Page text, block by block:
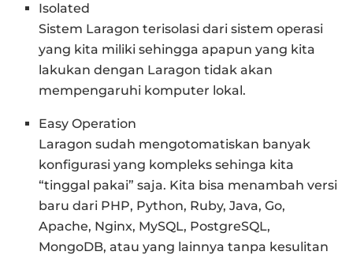
Isolated
Sistem Laragon terisolasi dari sistem operasi
yang kita miliki sehingga apapun yang kita
lakukan dengan Laragon tidak akan
mempengaruhi komputer lokal.
Easy Operation
Laragon sudah mengotomatiskan banyak
konfigurasi yang kompleks sehinga kita
“tinggal pakai” saja. Kita bisa menambah versi
baru dari PHP, Python, Ruby, Java, Go,
Apache, Nginx, MySQL, PostgreSQL,
MongoDB, atau yang lainnya tanpa kesulitan